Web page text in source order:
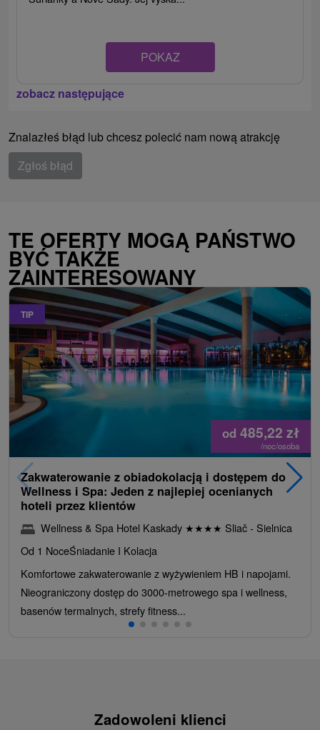
POKAZ
zobacz następujące
Znalazłeś błąd lub chcesz polecić nam nową atrakcję
Zgłoś błąd
TE OFERTY MOGĄ PAŃSTWO
BYĆ TAKŻE
ZAINTERESOWANY
TIP
od 485,22 zł
/noc/osoba
Zakwaterowanie z obiadokolacją i dostępem do
Wellness i Spa: Jeden z najlepiej ocenianych
hoteli przez klientów
Wellness & Spa Hotel Kaskady ★★★★ Sliač - Sielnica
Od 1 NoceŚniadanie I Kolacja
Komfortowe zakwaterowanie z wyżywieniem HB i napojami.
Nieograniczony dostęp do 3000-metrowego spa i wellness,
basenów termalnych, strefy fitness...
Zadowoleni klienci